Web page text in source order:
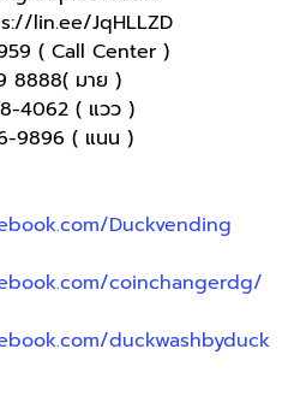
lin.ee/JqHLLZD
( Call Center )
8888( มาย )
4062 ( แวว )
9896 ( แนน )
Duckvending
coinchangerdg/
duckwashbyduck